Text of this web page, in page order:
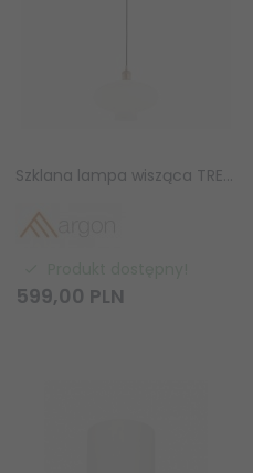
Szklana lampa wisząca TRESCO 8980 Argon Mleczne Szkło Miedziane detale
599,00 PLN